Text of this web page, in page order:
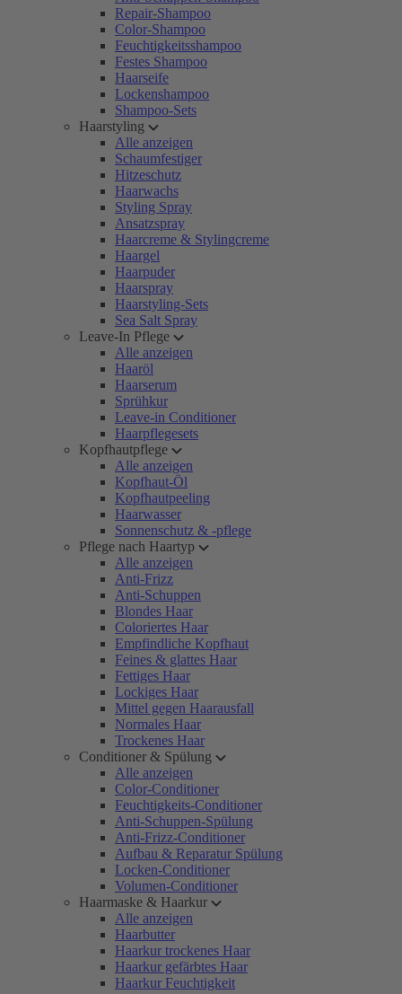
Repair-Shampoo
Color-Shampoo
Feuchtigkeitsshampoo
Festes Shampoo
Haarseife
Lockenshampoo
Shampoo-Sets
Haarstyling
Alle anzeigen
Schaumfestiger
Hitzeschutz
Haarwachs
Styling Spray
Ansatzspray
Haarcreme & Stylingcreme
Haargel
Haarpuder
Haarspray
Haarstyling-Sets
Sea Salt Spray
Leave-In Pflege
Alle anzeigen
Haaröl
Haarserum
Sprühkur
Leave-in Conditioner
Haarpflegesets
Kopfhautpflege
Alle anzeigen
Kopfhaut-Öl
Kopfhautpeeling
Haarwasser
Sonnenschutz & -pflege
Pflege nach Haartyp
Alle anzeigen
Anti-Frizz
Anti-Schuppen
Blondes Haar
Coloriertes Haar
Empfindliche Kopfhaut
Feines & glattes Haar
Fettiges Haar
Lockiges Haar
Mittel gegen Haarausfall
Normales Haar
Trockenes Haar
Conditioner & Spülung
Alle anzeigen
Color-Conditioner
Feuchtigkeits-Conditioner
Anti-Schuppen-Spülung
Anti-Frizz-Conditioner
Aufbau & Reparatur Spülung
Locken-Conditioner
Volumen-Conditioner
Haarmaske & Haarkur
Alle anzeigen
Haarbutter
Haarkur trockenes Haar
Haarkur gefärbtes Haar
Haarkur Feuchtigkeit